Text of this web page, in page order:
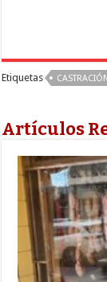
Etiquetas
Artículos